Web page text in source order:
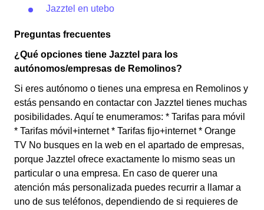
Jazztel en utebo
Preguntas frecuentes
¿Qué opciones tiene Jazztel para los
autónomos/empresas de Remolinos?
Si eres autónomo o tienes una empresa en Remolinos y
estás pensando en contactar con Jazztel tienes muchas
posibilidades. Aquí te enumeramos: * Tarifas para móvil
* Tarifas móvil+internet * Tarifas fijo+internet * Orange
TV No busques en la web en el apartado de empresas,
porque Jazztel ofrece exactamente lo mismo seas un
particular o una empresa. En caso de querer una
atención más personalizada puedes recurrir a llamar a
uno de sus teléfonos, dependiendo de si requieres de